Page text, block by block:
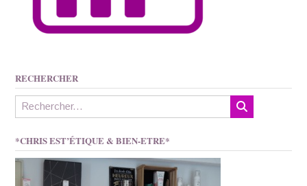
RECHERCHER
*CHRIS EST’ÉTIQUE & BIEN-ETRE*